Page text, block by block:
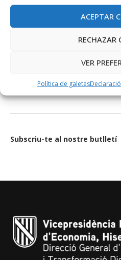
ACEPTAR
RECHAZAR
VER
Política de galetes
Subscriu-te al nostre butlletí